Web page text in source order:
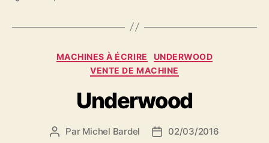
Catégories
MACHINES À ÉCRIRE
UNDERWOOD
VENTE DE MACHINE
Underwood
Auteur
Par Michel Bardel
Date02/03/2016